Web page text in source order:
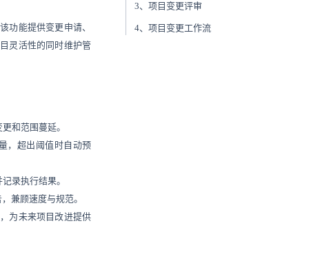
3、项目变更评审
4、项目变更工作流
功能提供变更申请、
灵活性的同时维护管
和范围蔓延。
，超出阈值时自动预
录执行结果。
兼顾速度与规范。
为未来项目改进提供